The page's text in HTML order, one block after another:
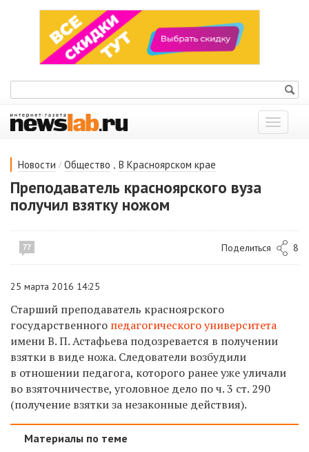
Показать
меню
Новости / Общество , В Красноярском крае
Преподаватель красноярского вуза
получил взятку ножом
77 Поделиться 8
25 марта 2016 14:25
Старший преподаватель красноярского
государственного педагогического университета
имени В. П. Астафьева подозревается в получении
взятки в виде ножа. Следователи возбудили
в отношении педагога, которого ранее уже уличали
во взяточничестве, уголовное дело по ч. 3 ст. 290
(получение взятки за незаконные действия).
Материалы по теме